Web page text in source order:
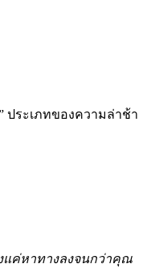
ประเภทของความล่าช้า
แค่หาทางลงจนกว่าคุณ